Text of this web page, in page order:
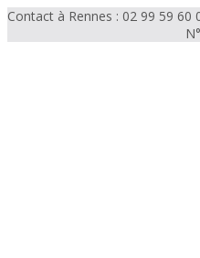
Contact à Rennes : 02 99 59 60